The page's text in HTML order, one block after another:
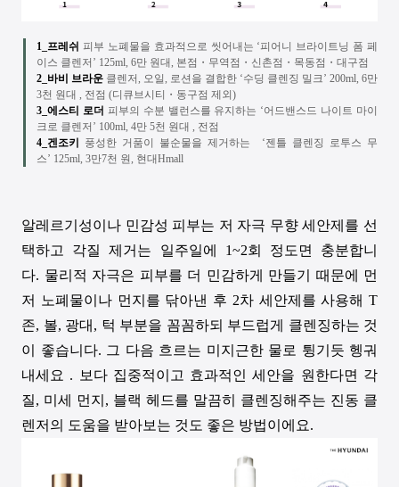
1_프레쉬 피부 노폐물을 효과적으로 씻어내는 ‘피어니 브라이트닝 폼 페
이스 클렌저’ 125ml, 6만 원대, 본점 ・무역점・신촌점・목동점・대구점
2_바비 브라운 클렌저, 오일, 로션을 결합한 ‘수딩 클렌징 밀크’ 200ml, 6만
3천 원대 , 전점 (디큐브시티
・ 동구점 제외)
3_에스티 로더 피부의 수분 밸런스를 유지하는 ‘어드밴스드 나이트 마이
크로 클렌저’ 100ml, 4만 5천 원대 , 전점
4_겐조키
풍성한 거품이 불순물을 제거하는
‘젠틀 클렌징 로투스 무
스’ 125ml, 3만7천 원, 현대Hmall
알레르기성이나 민감성 피부는 저 자극 무향 세안제를 선
택하고 각질 제거는 일주일에
1~2회 정도면 충분합니
다. 물리적 자극은 피부를 더 민감하게 만들기 때문에 먼
저 노폐물이나 먼지를 닦아낸 후 2차 세안제를 사용해 T
존, 볼, 광대 , 턱 부분을 꼼꼼하되 부드럽게 클렌징하는 것
이 좋습니다. 그 다음 흐르는 미지근한 물로 튕기듯 헹궈
내세요 . 보다 집중적이고 효과적인 세안을 원한다면 각
질, 미세 먼지 , 블랙 헤드를 말끔히 클렌징해주는 진동 클
렌저의 도움을 받아보는 것도 좋은 방법이에요.